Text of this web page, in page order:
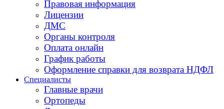
Правовая информация
Лицензии
ДМС
Органы контроля
Оплата онлайн
График работы
Оформление справки для возврата НДФЛ
Специалисты
Главные врачи
Ортопеды